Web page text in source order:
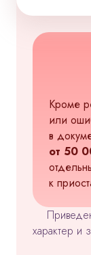
Кроме
или
в
от 50
к
характер и